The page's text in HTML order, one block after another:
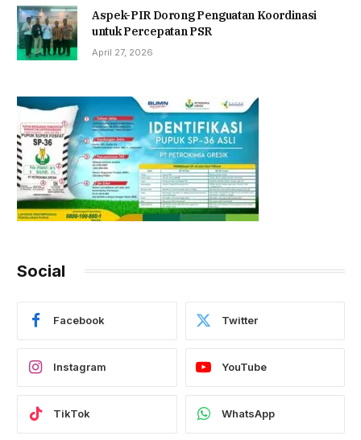
Aspek-PIR Dorong Penguatan Koordinasi
untuk Percepatan PSR
April 27, 2026
Social
Facebook Twitter
Instagram YouTube
TikTok WhatsApp